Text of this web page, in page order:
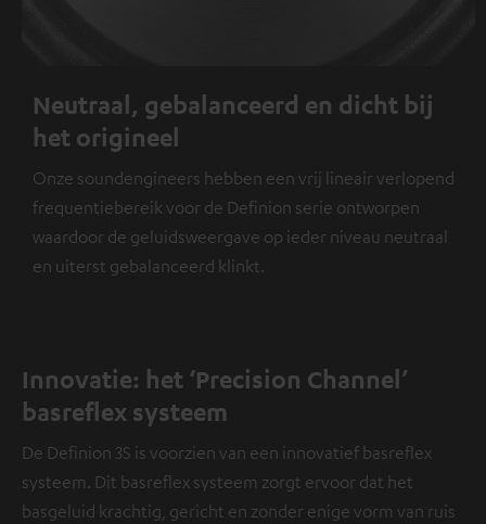
Neutraal, gebalanceerd en dicht bij
het origineel
Onze soundengineers hebben een vrij lineair verlopend
frequentiebereik voor de Definion serie ontworpen
waardoor de geluidsweergave op ieder niveau neutraal
en uiterst gebalanceerd klinkt.
Innovatie: het ‘Precision Channel’
basreflex systeem
De Definion 3S is voorzien van een innovatief basreflex
systeem. Dit basreflex systeem zorgt ervoor dat het
basgeluid krachtig, gericht en zonder enige vorm van ruis